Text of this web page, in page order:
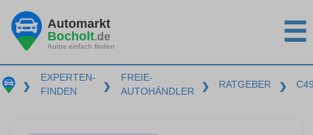
Automarkt
Bocholt.de
Autos einfach finden ☰
❯
EXPERTEN-
FINDEN
❯
FREIE-
AUTOHÄNDLER
❯ RATGEBER ❯